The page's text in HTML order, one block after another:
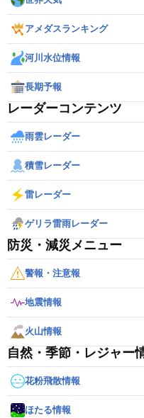
アメダスランキング
河川水位情報
長期予報
レーダーコンテンツ
雨雲レーダー
積雪レーダー
雷レーダー
ゲリラ雷雨レーダー
防災・減災メニュー
警報・注意報
地震情報
火山情報
自然・季節・レジャー
花粉飛散情報
ほたる情報